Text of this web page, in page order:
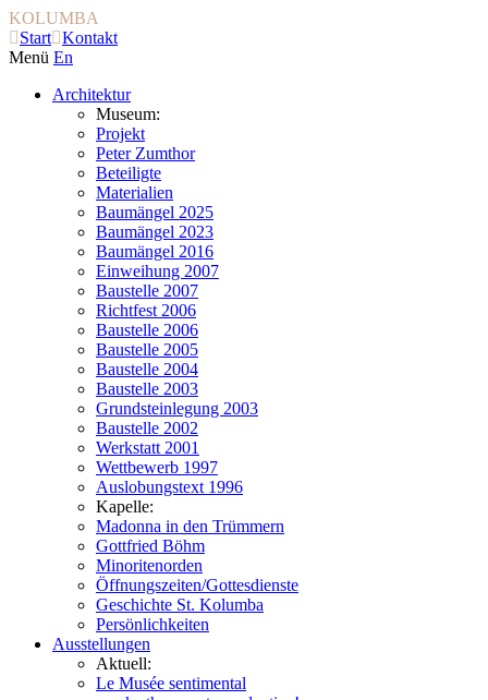
KOLUMBA
Start Kontakt
Menü En
Architektur
Museum:
Projekt
Peter Zumthor
Beteiligte
Materialien
Baumängel 2025
Baumängel 2023
Baumängel 2016
Einweihung 2007
Baustelle 2007
Richtfest 2006
Baustelle 2006
Baustelle 2005
Baustelle 2004
Baustelle 2003
Grundsteinlegung 2003
Baustelle 2002
Werkstatt 2001
Wettbewerb 1997
Auslobungstext 1996
Kapelle:
Madonna in den Trümmern
Gottfried Böhm
Minoritenorden
Öffnungszeiten/Gottesdienste
Geschichte St. Kolumba
Persönlichkeiten
Ausstellungen
Aktuell:
Le Musée sentimental